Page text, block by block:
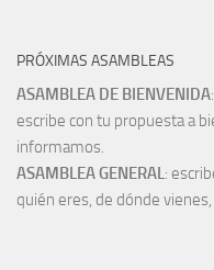
PRÓXIMAS ASAMBLEAS
ASAMBLEA DE BIENVENIDA:
escribe con tu propuesta a
informamos.
ASAMBLEA GENERAL:
quién eres, de dónde